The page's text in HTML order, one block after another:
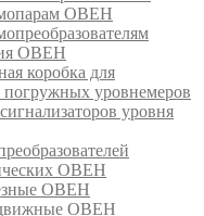
ОВЕН
ОВЕН
коробка для
уровнемеров
уровня
ОВЕН
ОВЕН
ОВЕН